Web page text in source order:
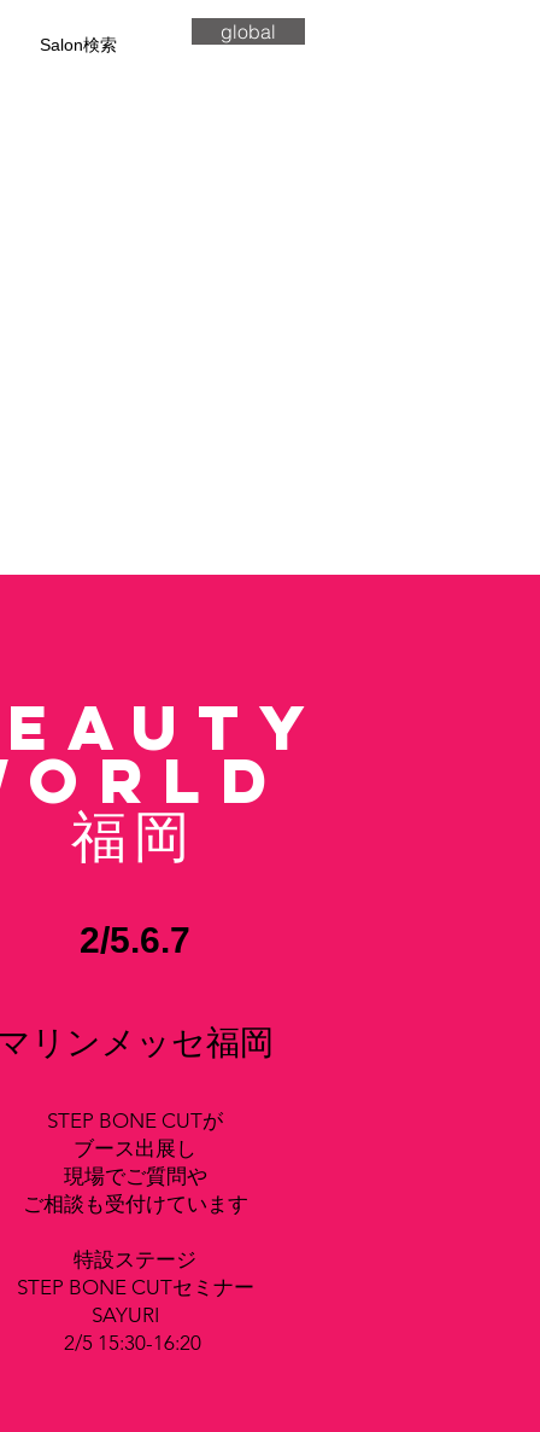
Salon検索
global
​福岡
2/5.6.7
リンメッセ福岡
STEP BONE CUTが
ブース出展し
現場でご質問や
ご相談も受付けています
特設ステージ​
STEP BONE CUTセミナー​
SAYURI
2/5 15:30-16:20